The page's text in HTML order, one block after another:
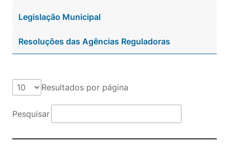
Legislação Municipal
Resoluções das Agências Reguladoras
Resultados por página
Pesquisar